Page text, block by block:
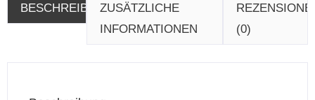
BESCHREIBUNGZUSÄTZLICHE
INFORMATIONEN
(0)